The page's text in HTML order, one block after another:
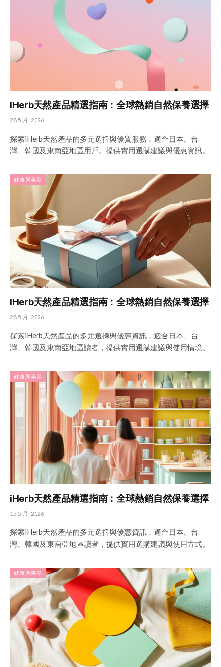
iHerb天然產品精選指南：全球熱銷自然保養選擇
28 5 月, 2026
探索iHerb天然產品的多元選擇與優質服務，適合日本、台
灣、韓國及東南亞地區用戶。提供實用選購建議與優惠資訊。
健康與美容
iHerb天然產品精選指南：全球熱銷自然保養選擇
28 5 月, 2026
探索iHerb天然產品的多元選擇與優惠資訊，適合日本、台
灣、韓國及東南亞地區讀者，提供實用選購建議與使用情境。
健康與美容
iHerb天然產品精選指南：全球熱銷自然保養選擇
15 5 月, 2026
探索iHerb天然產品的多元選擇與優惠資訊，適合日本、台
灣、韓國及東南亞地區讀者，提供實用選購建議與使用方式。
健康與美容